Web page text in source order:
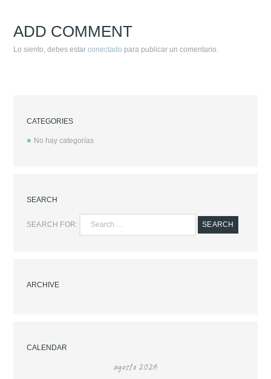
ADD COMMENT
Lo siento, debes estarconectado para publicar un comentario.
CATEGORIES
No hay categorías
SEARCH
SEARCH FOR: SEARCH
ARCHIVE
CALENDAR
agosto 2026